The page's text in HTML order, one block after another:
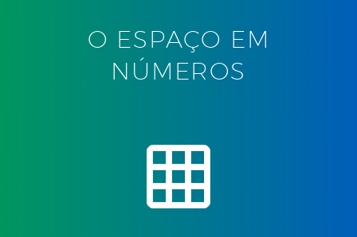
O ESPAÇO EM
NÚMEROS